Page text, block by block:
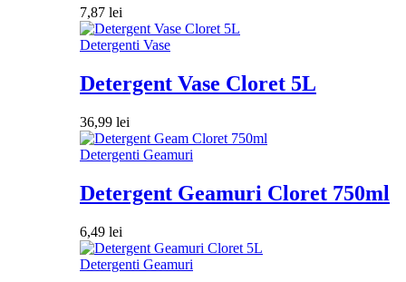
7,87 lei
Detergenti Vase
Detergent Vase Cloret 5L
36,99 lei
Detergenti Geamuri
Detergent Geamuri Cloret 750ml
6,49 lei
Detergenti Geamuri